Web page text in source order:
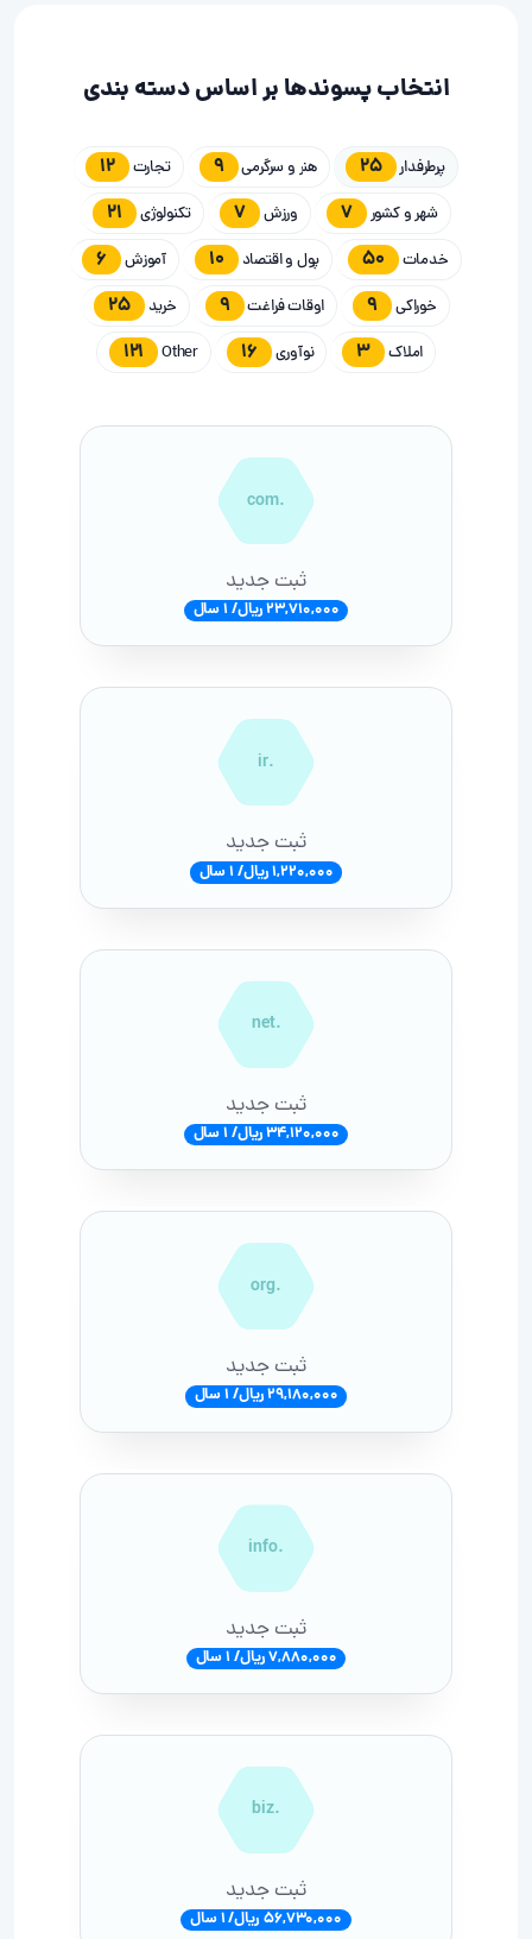
انتخاب پسوندها بر اساس دسته بندی
پرطرفدار 25 هنر و سرگرمی 9 تجارت 12
شهر و کشور 7 ورزش 7 تکنولوژی 21
خدمات 50 پول و اقتصاد 10 آموزش 6
خوراکی 9 اوقات فراغت 9 خرید 25
املاک 3 نوآوری 16
Other
121
.com
ثبت جدید
23,710,000 ریال/ 1 سال
.ir
ثبت جدید
1,220,000 ریال/ 1 سال
.net
ثبت جدید
34,120,000 ریال/ 1 سال
.org
ثبت جدید
29,180,000 ریال/ 1 سال
.info
ثبت جدید
7,880,000 ریال/ 1 سال
.biz
ثبت جدید
56,730,000 ریال/ 1 سال